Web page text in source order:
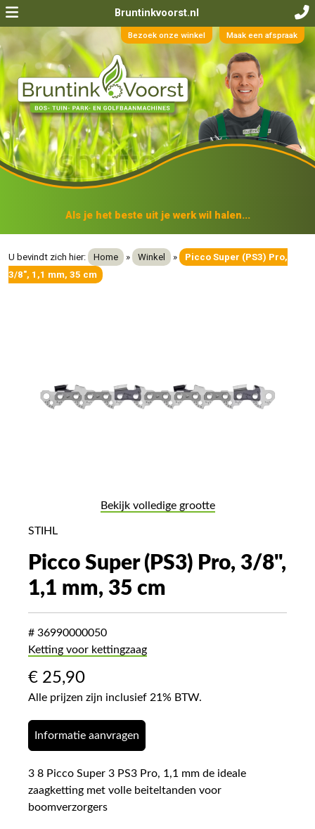
Bruntinkvoorst.nl
Bezoek onze winkel Maak een afspraak
Als je het beste uit je werk wil halen...
U bevindt zich hier: Home » Winkel »
Picco Super (PS3) Pro,
3/8", 1,1 mm, 35 cm
Bekijk volledige grootte
STIHL
Picco Super (PS3) Pro, 3/8",
1,1 mm, 35 cm
# 36990000050
Ketting voor kettingzaag
€ 25,90
Alle prijzen zijn inclusief 21% BTW.
Informatie aanvragen
3 8 Picco Super 3 PS3 Pro, 1,1 mm de ideale
zaagketting met volle beiteltanden voor
boomverzorgers